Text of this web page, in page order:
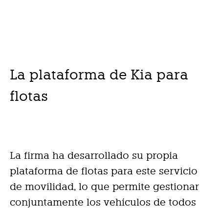
La plataforma de Kia para
flotas
La firma ha desarrollado su propia
plataforma de flotas para este servicio
de movilidad, lo que permite gestionar
conjuntamente los vehículos de todos